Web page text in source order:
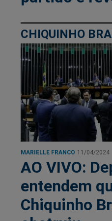
CHIQUINHO
MARIELLE FRANCO 11/04/2024
AO VIVO:
entendem
Chiquinho